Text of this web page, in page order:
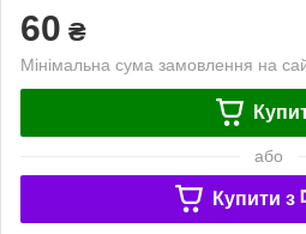
60 ₴
Мінімальна сума замовлення на
або
Купити з